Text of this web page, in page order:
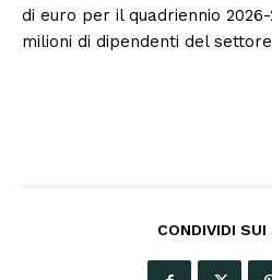
di euro per il quadriennio
milioni di dipendenti del
CONDIVIDI SUI